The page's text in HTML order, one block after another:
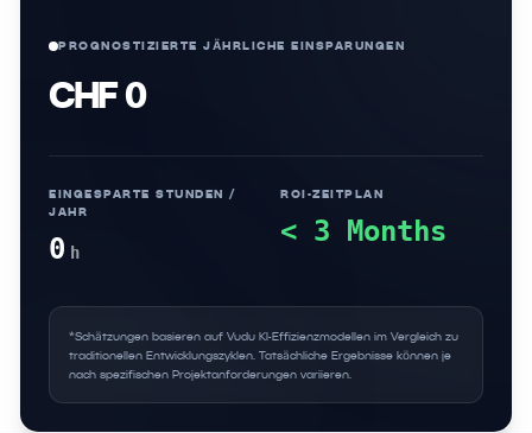
PROGNOSTIZIERTE JÄHRLICHE EINSPARUNGEN
CHF 0
EINGESPARTE STUNDEN /
JAHR
0 h
ROI-ZEITPLAN
< 3 Months
*Schätzungen basieren auf Vudu KI-Effizienzmodellen im Vergleich zu
traditionellen Entwicklungszyklen. Tatsächliche Ergebnisse können je
nach spezifischen Projektanforderungen variieren.